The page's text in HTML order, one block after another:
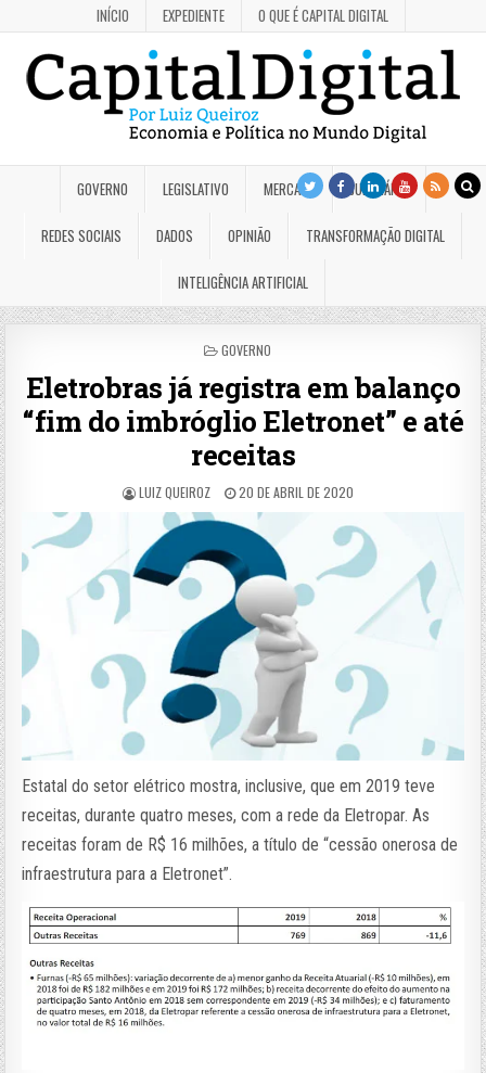
INÍCIO EXPEDIENTE O QUE É CAPITAL DIGITAL
GOVERNO LEGISLATIVO MERCADO JUDICIÁRIO
REDES SOCIAIS DADOS OPINIÃO TRANSFORMAÇÃO DIGITAL
INTELIGÊNCIA ARTIFICIAL
POSTED
GOVERNO
Eletrobras já registra em balanço
“fim do imbróglio Eletronet” e até
receitas
LUIZ QUEIROZ 20 DE ABRIL DE 2020
Estatal do setor elétrico mostra, inclusive, que em 2019 teve
receitas, durante quatro meses, com a rede da Eletropar. As
receitas foram de R$ 16 milhões, a título de “cessão onerosa de
infraestrutura para a Eletronet”.